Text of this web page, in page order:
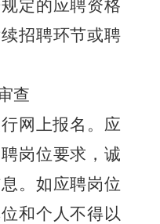
定的应聘资格
招聘环节或聘
查
网上报名。应
岗位要求，诚
。如应聘岗位
和个人不得以